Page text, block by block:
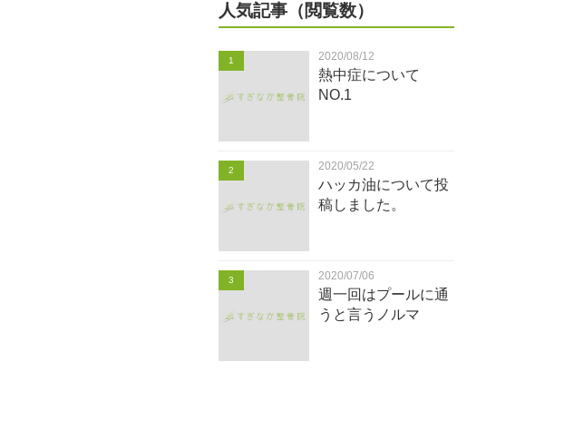
人気記事（閲覧数）
1 2020/08/12
熱中症について
NO.1
2 2020/05/22
ハッカ油について投
稿しました。
3 2020/07/06
週一回はプールに通
うと言うノルマ